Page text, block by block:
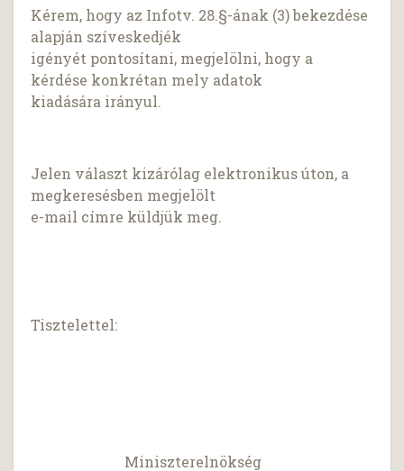
Kérem, hogy az Infotv. 28.§-ának (3) bekezdése
alapján szíveskedjék
igényét pontosítani, megjelölni, hogy a
kérdése konkrétan mely adatok
kiadására irányul.
Jelen választ kizárólag elektronikus úton, a
megkeresésben megjelölt
e-mail címre küldjük meg.
Tisztelettel:
Miniszterelnökség